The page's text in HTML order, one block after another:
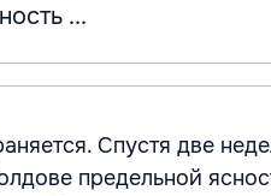
...
Спустя две
предельной